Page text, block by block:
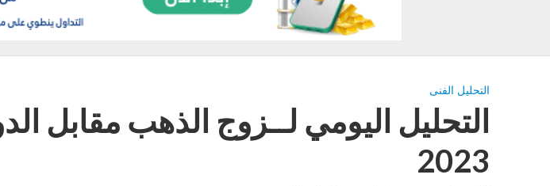
التحليل الفنى
2023